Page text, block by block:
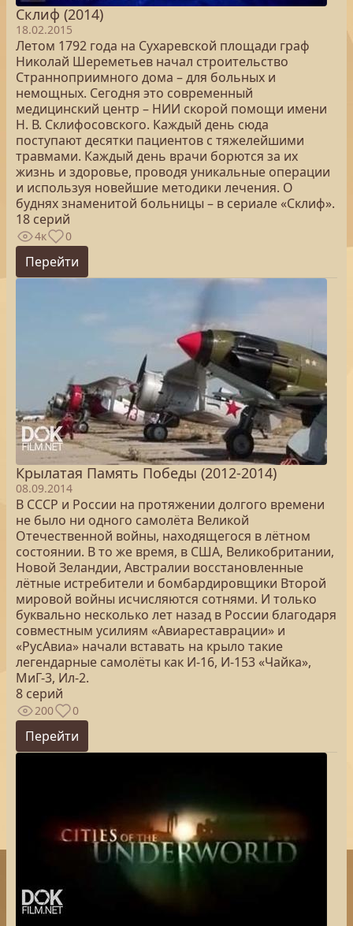
Склиф (2014)
18.02.2015
Летом 1792 года на Сухаревской площади граф
Николай Шереметьев начал строительство
Странноприимного дома – для больных и
немощных. Сегодня это современный
медицинский центр – НИИ скорой помощи имени
Н. В. Склифосовского. Каждый день сюда
поступают десятки пациентов с тяжелейшими
травмами. Каждый день врачи борются за их
жизнь и здоровье, проводя уникальные операции
и используя новейшие методики лечения. О
буднях знаменитой больницы – в сериале «Склиф».
18 серий
4к 0
Перейти
Крылатая Память Победы (2012-2014)
08.09.2014
В СССР и России на протяжении долгого времени
не было ни одного самолёта Великой
Отечественной войны, находящегося в лётном
состоянии. В то же время, в США, Великобритании,
Новой Зеландии, Австралии восстановленные
лётные истребители и бомбардировщики Второй
мировой войны исчисляются сотнями. И только
буквально несколько лет назад в России благодаря
совместным усилиям «Авиареставрации» и
«РусАвиа» начали вставать на крыло такие
легендарные самолёты как И-16, И-153 «Чайка»,
МиГ-3, Ил-2.
8 серий
200 0
Перейти